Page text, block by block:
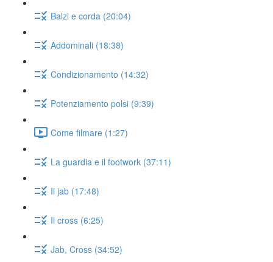
Balzi e corda (20:04)
Addominali (18:38)
Condizionamento (14:32)
Potenziamento polsi (9:39)
Come filmare (1:27)
La guardia e il footwork (37:11)
Il jab (17:48)
Il cross (6:25)
Jab, Cross (34:52)